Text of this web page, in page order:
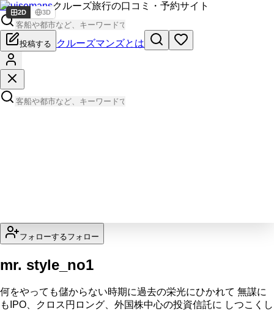
Cruisemansクルーズ旅行の口コミ・予約サイト
投稿する クルーズマンズとは
フォローするフォロー
mr. style_no1
何をやっても儲からない時期に過去の栄光にひかれて 無謀に
もIPO、クロス円ロング、外国株中心の投資信託に しつこくし
2D 3D